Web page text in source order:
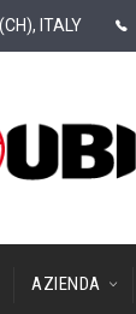
ITALY
AZIENDA